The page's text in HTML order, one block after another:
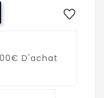
D'achat